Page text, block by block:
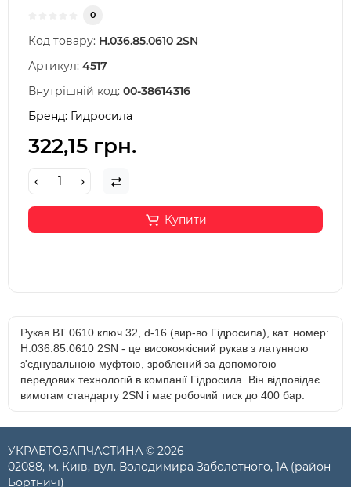
0
Код товару: Н.036.85.0610 2SN
Артикул: 4517
Внутрішній код: 00-38614316
Бренд: Гидросила
322,15 грн.
Купити
Рукав ВТ 0610 ключ 32, d-16 (вир-во Гідросила), кат. номер:
Н.036.85.0610 2SN - це високоякісний рукав з латунною
з'єднувальною муфтою, зроблений за допомогою
передових технологій в компанії Гідросила. Він відповідає
вимогам стандарту 2SN і має робочий тиск до 400 бар.
УКРАВТОЗАПЧАСТИНА © 2026
02088, м. Київ, вул. Володимира Заболотного, 1А (район
Бортничі)